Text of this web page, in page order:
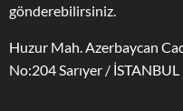
gönderebilirsiniz.
Huzur Mah. Azerbaycan
No:204 Sarıyer / İSTANBUL